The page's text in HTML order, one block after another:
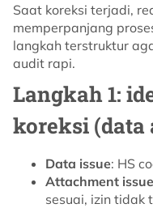
Saat koreksi terjadi,
memperpanjang
langkah terstruktur
audit rapi.
Langkah 1:
koreksi (data
Data issue: HS
Attachment issue
sesuai, izin tidak